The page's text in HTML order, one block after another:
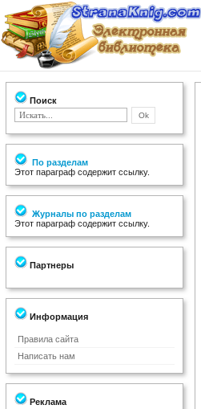
Поиск
По разделам
Этот параграф содержит ссылку.
Журналы по разделам
Этот параграф содержит ссылку.
Партнеры
Информация
Правила сайта
Написать нам
Реклама